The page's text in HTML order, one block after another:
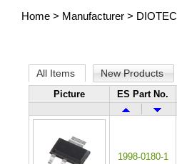
Home > Manufacturer > DIOTEC
All Items New Products
Picture ES Part No.
1998-0180-1